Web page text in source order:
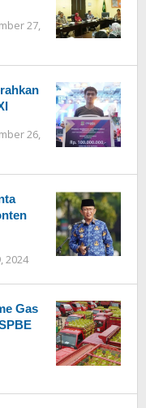
27,
26,
2024
oleh
Gas